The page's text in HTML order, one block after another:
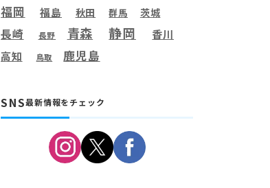
福岡 福島 秋田 群馬 茨城
長崎 長野 青森 静岡 香川
高知 鳥取 鹿児島
SNS最新情報をチェック